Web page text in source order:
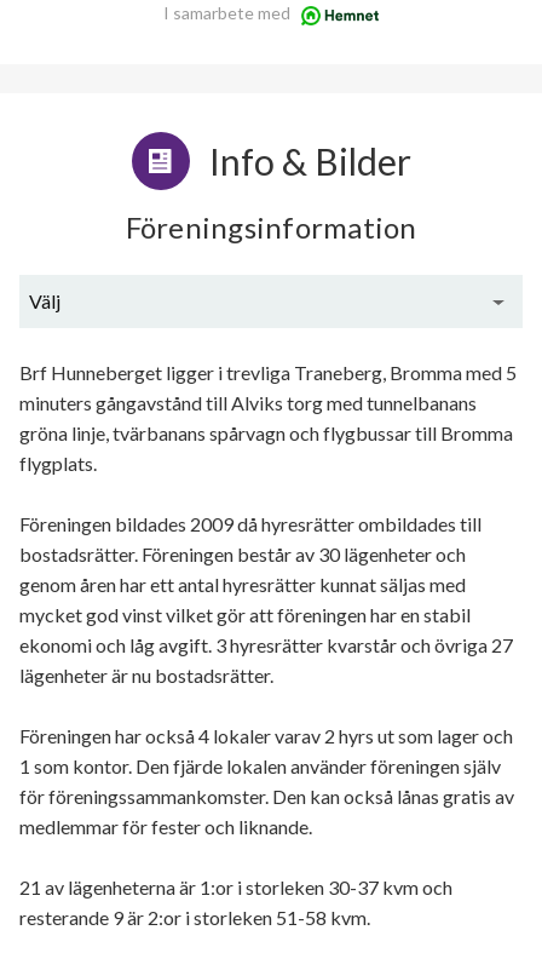
I samarbete med
Info & Bilder
Föreningsinformation
Välj
Ekonomi
Planerade renoveringar
Övrigt
Brf Hunneberget ligger i trevliga Traneberg, Bromma med 5
minuters gångavstånd till Alviks torg med tunnelbanans
gröna linje, tvärbanans spårvagn och flygbussar till Bromma
flygplats.
Föreningen bildades 2009 då hyresrätter ombildades till
bostadsrätter. Föreningen består av 30 lägenheter och
genom åren har ett antal hyresrätter kunnat säljas med
mycket god vinst vilket gör att föreningen har en stabil
ekonomi och låg avgift. 3 hyresrätter kvarstår och övriga 27
lägenheter är nu bostadsrätter.
Föreningen har också 4 lokaler varav 2 hyrs ut som lager och
1 som kontor. Den fjärde lokalen använder föreningen själv
för föreningssammankomster. Den kan också lånas gratis av
medlemmar för fester och liknande.
21 av lägenheterna är 1:or i storleken 30-37 kvm och
resterande 9 är 2:or i storleken 51-58 kvm.